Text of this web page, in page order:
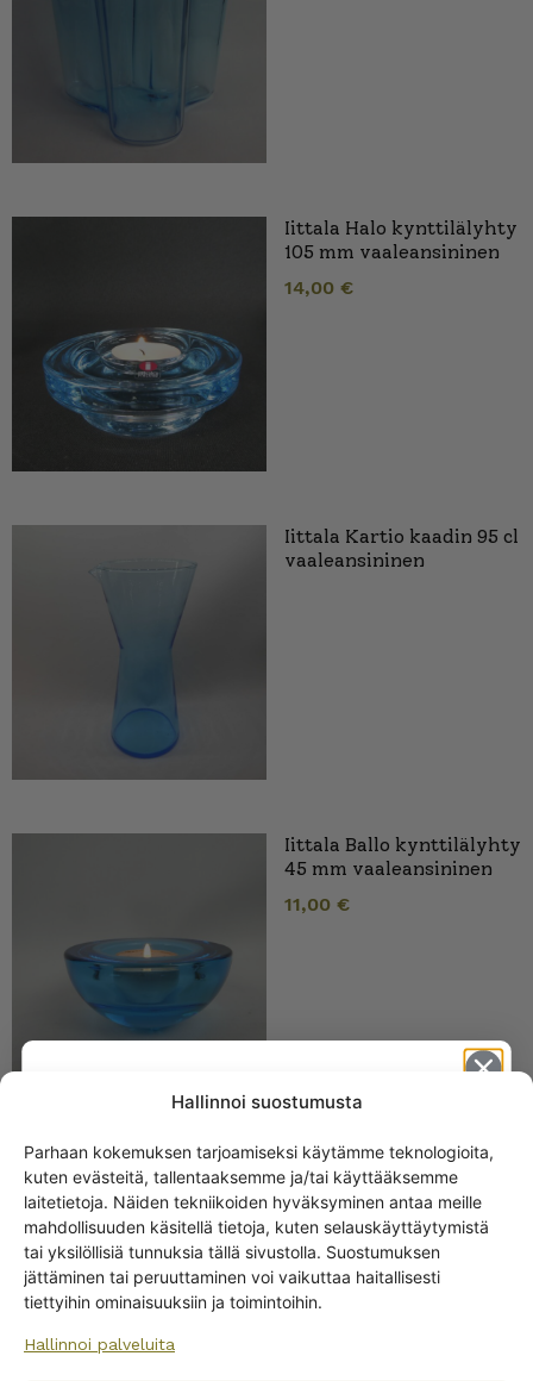
Hallinnoi suostumusta
Parhaan kokemuksen tarjoamiseksi käytämme teknologioita,
kuten evästeitä, tallentaaksemme ja/tai käyttääksemme
laitetietoja. Näiden tekniikoiden hyväksyminen antaa meille
mahdollisuuden käsitellä tietoja, kuten selauskäyttäytymistä
tai yksilöllisiä tunnuksia tällä sivustolla. Suostumuksen
jättäminen tai peruuttaminen voi vaikuttaa haitallisesti
tiettyihin ominaisuuksiin ja toimintoihin.
Hallinnoi palveluita
Iittala Halo kynttilälyhty
105 mm vaaleansininen
14,00 €
Iittala Kartio kaadin 95 cl
vaaleansininen
Iittala Ballo kynttilälyhty
45 mm vaaleansininen
11,00 €
Iittala Kartio lasi 7 cl ja 21
cl vaaleansininen
10,00€–25,00 €
Get -5%
off?
Yes! I want the discount